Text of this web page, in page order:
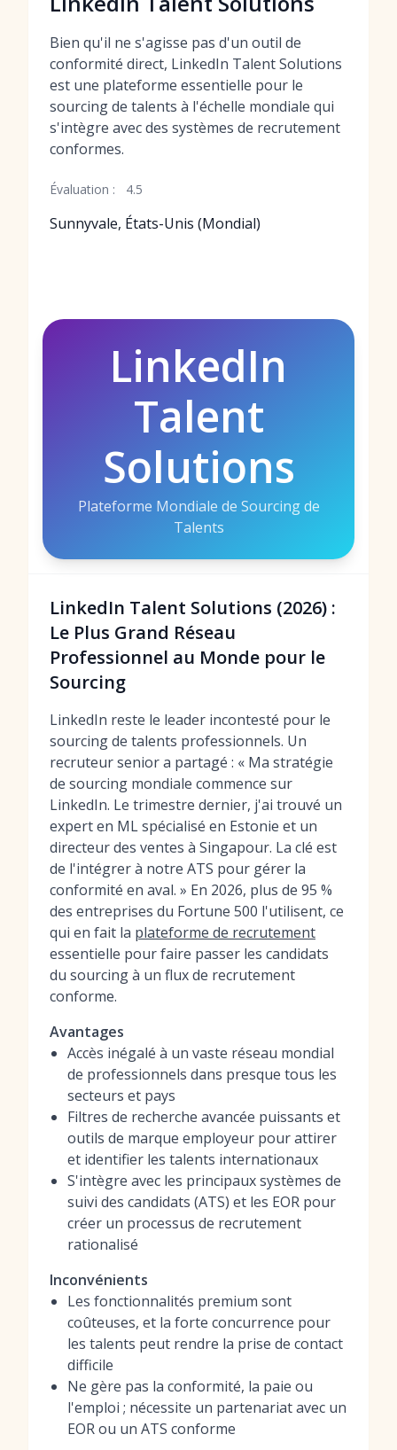
Bien qu'il ne s'agisse pas d'un outil de
conformité direct, LinkedIn Talent Solutions
est une plateforme essentielle pour le
sourcing de talents à l'échelle mondiale qui
s'intègre avec des systèmes de recrutement
conformes.
Évaluation : 4.5
Sunnyvale, États-Unis (Mondial)
LinkedIn
Talent
Solutions
Plateforme Mondiale de Sourcing de
Talents
LinkedIn Talent Solutions (2026) :
Le Plus Grand Réseau
Professionnel au Monde pour le
Sourcing
LinkedIn reste le leader incontesté pour le
sourcing de talents professionnels. Un
recruteur senior a partagé : « Ma stratégie
de sourcing mondiale commence sur
LinkedIn. Le trimestre dernier, j'ai trouvé un
expert en ML spécialisé en Estonie et un
directeur des ventes à Singapour. La clé est
de l'intégrer à notre ATS pour gérer la
conformité en aval. » En 2026, plus de 95 %
des entreprises du Fortune 500 l'utilisent, ce
qui en fait la plateforme de recrutement
essentielle pour faire passer les candidats
du sourcing à un flux de recrutement
conforme.
Avantages
Accès inégalé à un vaste réseau mondial
de professionnels dans presque tous les
secteurs et pays
Filtres de recherche avancée puissants et
outils de marque employeur pour attirer
et identifier les talents internationaux
S'intègre avec les principaux systèmes de
suivi des candidats (ATS) et les EOR pour
créer un processus de recrutement
rationalisé
Inconvénients
Les fonctionnalités premium sont
coûteuses, et la forte concurrence pour
les talents peut rendre la prise de contact
difficile
Ne gère pas la conformité, la paie ou
l'emploi ; nécessite un partenariat avec un
EOR ou un ATS conforme